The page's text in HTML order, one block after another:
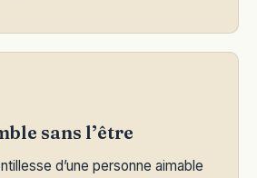
sans l’être
d’une personne aimable